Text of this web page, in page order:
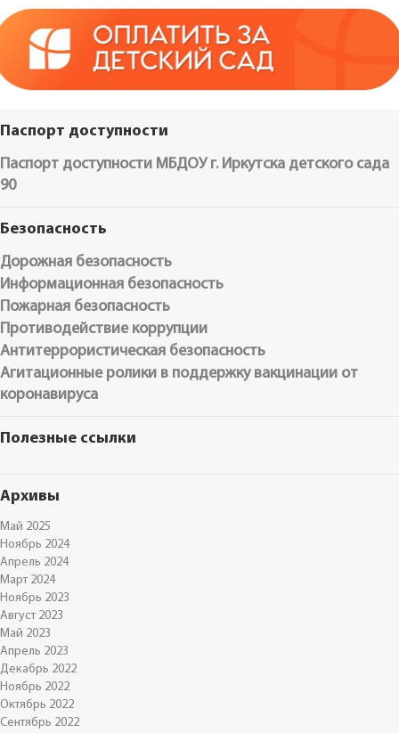
Паспорт доступности
Паспорт доступности МБДОУ г. Иркутска детского сада
90
Безопасность
Дорожная безопасность
Информационная безопасность
Пожарная безопасность
Противодействие коррупции
Антитеррористическая безопасность
Агитационные ролики в поддержку вакцинации от
коронавируса
Полезные ссылки
Архивы
Май 2025
Ноябрь 2024
Апрель 2024
Март 2024
Ноябрь 2023
Август 2023
Май 2023
Апрель 2023
Декабрь 2022
Ноябрь 2022
Октябрь 2022
Сентябрь 2022